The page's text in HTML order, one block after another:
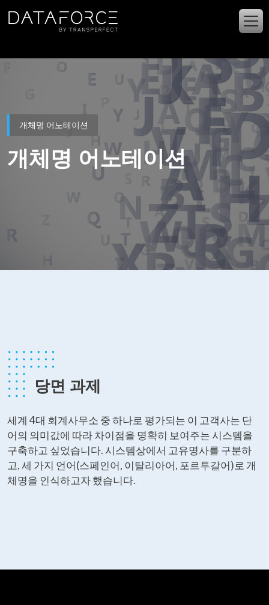
개체명 어노테이션
개체명 어노테이션
당면 과제
세계 4대 회계사무소 중 하나로 평가되는 이 고객사는 단
어의 의미값에 따라 차이점을 명확히 보여주는 시스템을
구축하고 싶었습니다. 시스템상에서 고유명사를 구분하
고, 세 가지 언어(스페인어, 이탈리아어, 포르투갈어)로 개
체명을 인식하고자 했습니다.